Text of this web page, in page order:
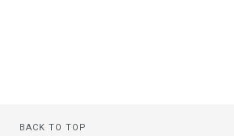
BACK TO TOP